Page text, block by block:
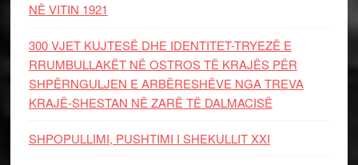
NË VITIN 1921
300 VJET KUJTESË DHE IDENTITET-TRYEZË E
RRUMBULLAKËT NË OSTROS TË KRAJËS PËR
SHPËRNGULJEN E ARBËRESHËVE NGA TREVA
KRAJË-SHESTAN NË ZARË TË DALMACISË
SHPOPULLIMI, PUSHTIMI I SHEKULLIT XXI